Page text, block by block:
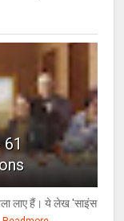
61
लाए हैं। ये लेख 'साइंस